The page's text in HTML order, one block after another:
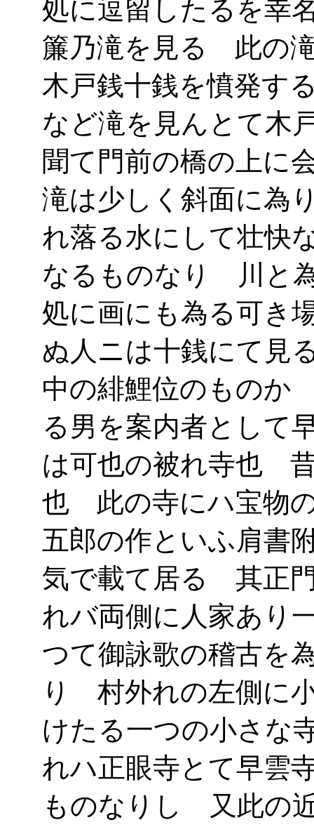
処に逗留したるを幸
簾乃滝を見る 此の
木戸銭十銭を憤発す
など滝を見んとて木
聞て門前の橋の上に
滝は少しく斜面に為
れ落る水にして壮快
なるものなり 川と
処に画にも為る可き
ぬ人ニは十銭にて見
中の緋鯉位のものか
る男を案内者として
は可也の被れ寺也
也 此の寺にハ宝物
五郎の作といふ肩書
気で載て居る 其正
れバ両側に人家あり
つて御詠歌の稽古を
り 村外れの左側に
けたる一つの小さ
れハ正眼寺とて早雲
ものなりし 又此の